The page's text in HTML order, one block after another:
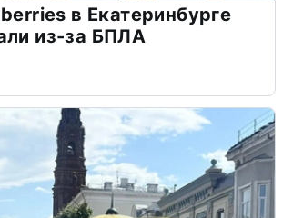
в Екатеринбурге
из-за БПЛА